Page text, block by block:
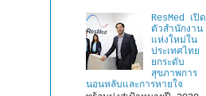
ResMed เปิด
ตัวสำนักงาน
แห่งใหม่ใน
ประเทศไทย
ยกระดับ
สุขภาพการ
นอนหลับและการหายใจ